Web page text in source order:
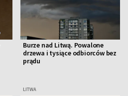
Burze nad Litwą. Powalone
drzewa i tysiące odbiorców bez
prądu
LITWA